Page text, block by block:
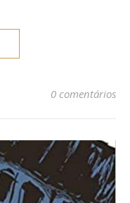
0 comentários